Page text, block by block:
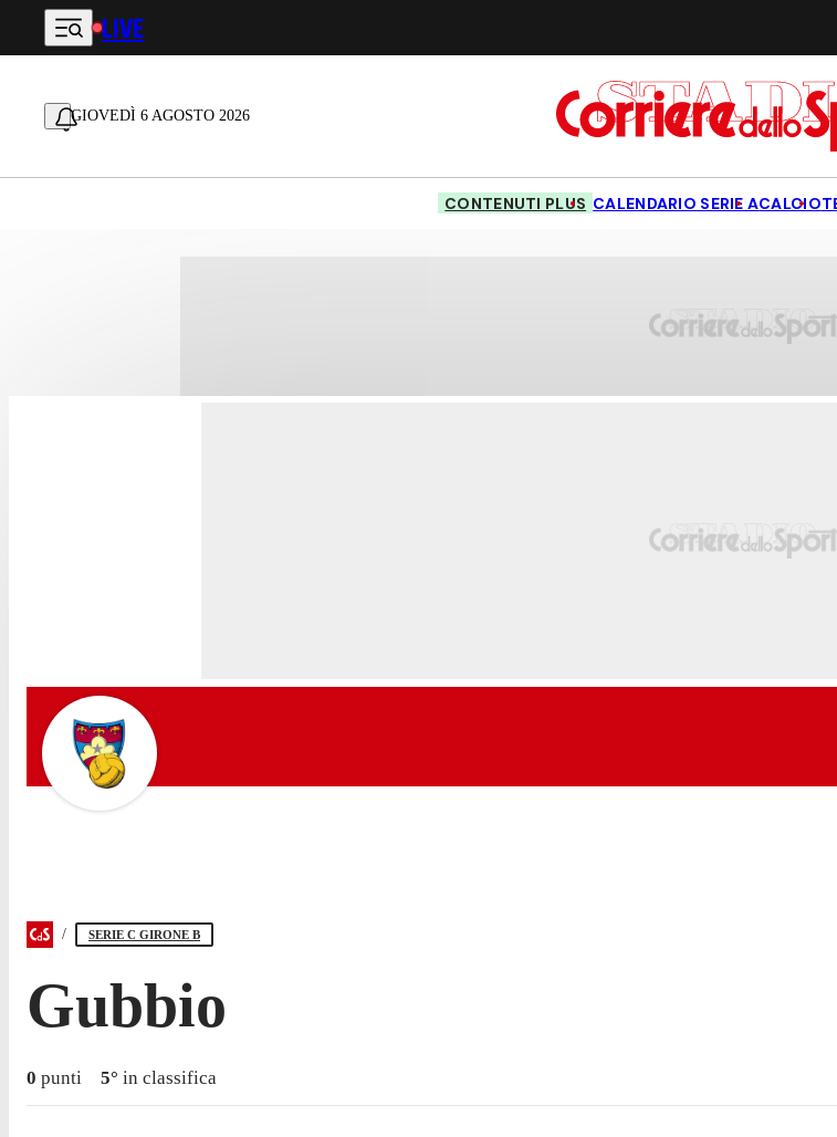
Vai al contenuto principale
LIVE
GIOVEDÌ 6 AGOSTO 2026
CONTENUTI PLUS CALENDARIO SERIE ACALCIO
SERIE C GIRONE B
Gubbio
0 punti 5° in classifica